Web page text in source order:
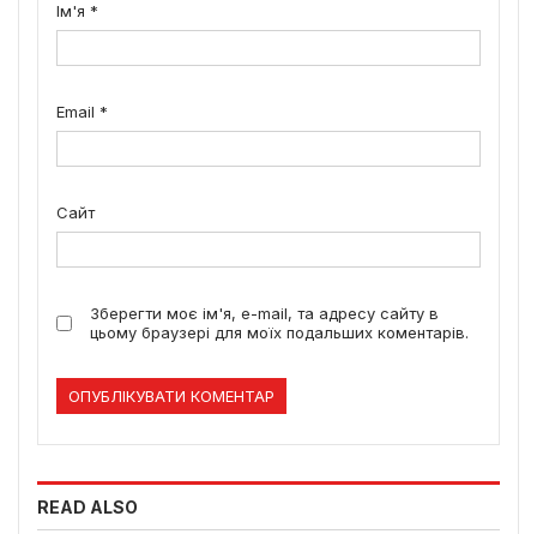
Ім'я *
Email *
Сайт
Зберегти моє ім'я, e-mail, та адресу сайту в
цьому браузері для моїх подальших коментарів.
READ ALSO